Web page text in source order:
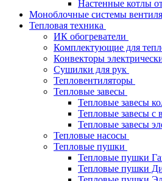
Настенные котлы
Моноблочные системы
Тепловая техника
ИК обогреватели
Комплектующие для
Конвекторы
Сушилки для рук
Тепловентиляторы
Тепловые завесы
Тепловые завесы
Тепловые завесы с
Тепловые завесы
Тепловые насосы
Тепловые пушки
Тепловые пушки
Тепловые пушки